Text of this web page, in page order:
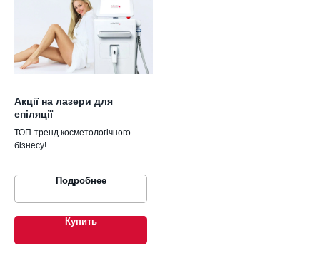
Акції на лазери для
епіляції
ТОП-тренд косметологічного
бізнесу!
Подробнее
Купить